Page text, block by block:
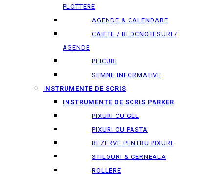
PLOTTERE
AGENDE & CALENDARE
CAIETE / BLOCNOTESURI /
AGENDE
PLICURI
SEMNE INFORMATIVE
INSTRUMENTE DE SCRIS
INSTRUMENTE DE SCRIS PARKER
PIXURI CU GEL
PIXURI CU PASTA
REZERVE PENTRU PIXURI
STILOURI & СERNEALA
ROLLERE